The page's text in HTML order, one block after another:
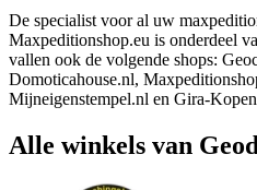
De specialist voor al uw
Maxpeditionshop.eu is onderdeel
vallen ook de volgende shops:
Domoticahouse.nl,
Mijneigenstempel.nl en Gira-
Alle winkels van